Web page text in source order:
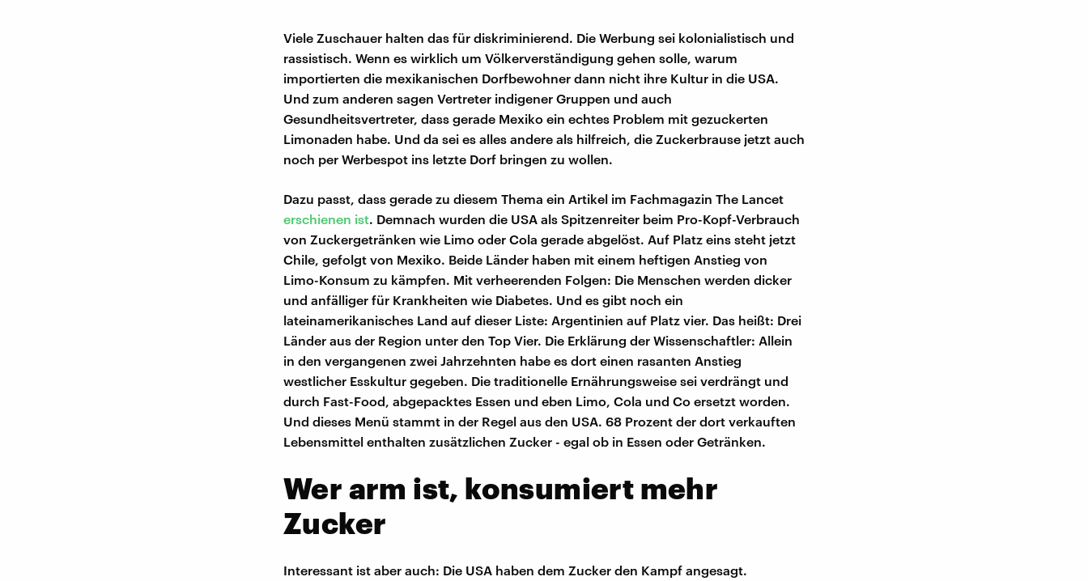
Viele Zuschauer halten das für diskriminierend. Die Werbung sei kolonialistisch und
rassistisch. Wenn es wirklich um Völkerverständigung gehen solle, warum
importierten die mexikanischen Dorfbewohner dann nicht ihre Kultur in die USA.
Und zum anderen sagen Vertreter indigener Gruppen und auch
Gesundheitsvertreter, dass gerade Mexiko ein echtes Problem mit gezuckerten
Limonaden habe. Und da sei es alles andere als hilfreich, die Zuckerbrause jetzt auch
noch per Werbespot ins letzte Dorf bringen zu wollen.
Dazu passt, dass gerade zu diesem Thema ein Artikel im Fachmagazin The Lancet
erschienen ist. Demnach wurden die USA als Spitzenreiter beim Pro-Kopf-Verbrauch
von Zuckergetränken wie Limo oder Cola gerade abgelöst. Auf Platz eins steht jetzt
Chile, gefolgt von Mexiko. Beide Länder haben mit einem heftigen Anstieg von
Limo-Konsum zu kämpfen. Mit verheerenden Folgen: Die Menschen werden dicker
und anfälliger für Krankheiten wie Diabetes. Und es gibt noch ein
lateinamerikanisches Land auf dieser Liste: Argentinien auf Platz vier. Das heißt: Drei
Länder aus der Region unter den Top Vier. Die Erklärung der Wissenschaftler: Allein
in den vergangenen zwei Jahrzehnten habe es dort einen rasanten Anstieg
westlicher Esskultur gegeben. Die traditionelle Ernährungsweise sei verdrängt und
durch Fast-Food, abgepacktes Essen und eben Limo, Cola und Co ersetzt worden.
Und dieses Menü stammt in der Regel aus den USA. 68 Prozent der dort verkauften
Lebensmittel enthalten zusätzlichen Zucker - egal ob in Essen oder Getränken.
Wer arm ist, konsumiert mehr
Zucker
Interessant ist aber auch: Die USA haben dem Zucker den Kampf angesagt.